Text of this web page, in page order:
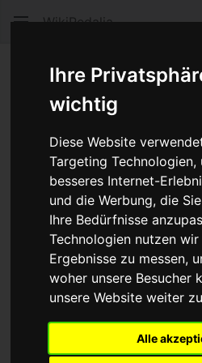
Ihre
wichtig
Diese Website
Targeting Technologien,
besseres Internet-
und die Werbung, die
Ihre Bedürfnisse
Technologien nutzen
Ergebnisse zu messen,
woher unsere Besucher
unsere Website weiter
Alle
WikiPedalia
Windschattenfahren
Windschattenfahrenfährt
Radfahreren so
Windschattendes vor ihm
ausnutzen kann. Das gilt
Fahrer, der den Rest der
Normalerweise wechseln sich
Fahrer einer solchen Gruppe
Gezogenwerden ab. Eine
Windschattenfahren betreibt,
erheblich höherer